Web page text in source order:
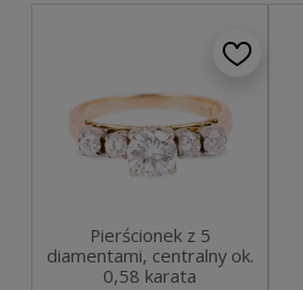
Pierścionek z 5
diamentami, centralny ok.
0,58 karata